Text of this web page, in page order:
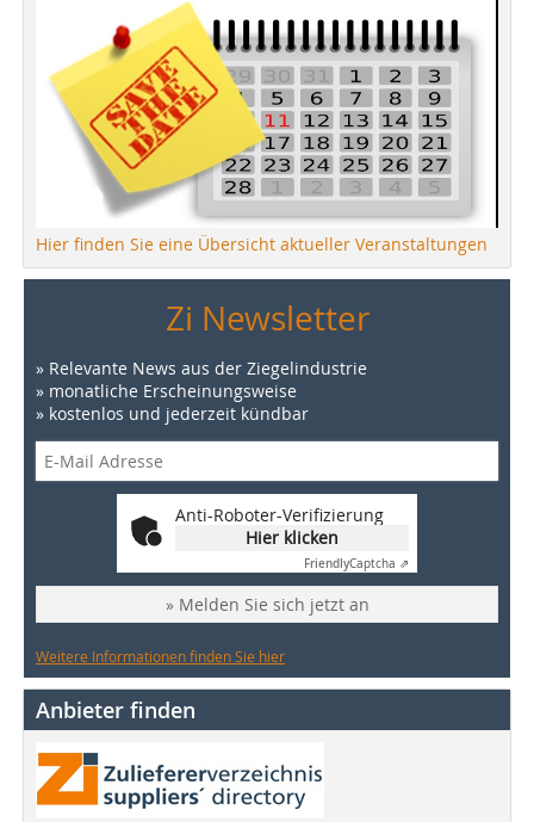
Hier finden Sie eine Übersicht aktueller Veranstaltungen
Zi Newsletter
» Relevante News aus der Ziegelindustrie
» monatliche Erscheinungsweise
» kostenlos und jederzeit kündbar
Anti-Roboter-Verifizierung
Hier klicken
FriendlyCaptcha ⇗
» Melden Sie sich jetzt an
Weitere Informationen finden Sie hier
Anbieter finden